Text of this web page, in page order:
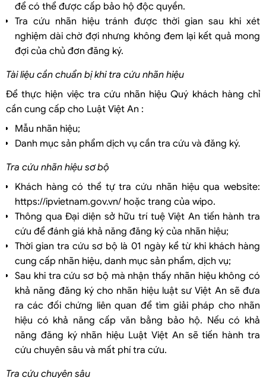
để có thể được cấp bảo hộ độc quyền.
Tra cứu nhãn hiệu tránh được thời gian sau khi xét
nghiệm dài chờ đợi nhưng không đem lại kết quả mong
đợi của chủ đơn đăng ký.
Tài liệu cần chuẩn bị khi tra cứu nhãn hiệu
Để thực hiện việc tra cứu nhãn hiệu Quý khách hàng chỉ
cần cung cấp cho Luật Việt An :
Mẫu nhãn hiệu;
Danh mục sản phẩm dịch vụ cần tra cứu và đăng ký.
Tra cứu nhãn hiệu sơ bộ
Khách hàng có thể tự tra cứu nhãn hiệu qua website:
https://ipvietnam.gov.vn/ hoặc trang của wipo.
Thông qua Đại diện sở hữu trí tuệ Việt An tiến hành tra
cứu để đánh giá khả năng đăng ký của nhãn hiệu;
Thời gian tra cứu sơ bộ là 01 ngày kể từ khi khách hàng
cung cấp nhãn hiệu, danh mục sản phẩm, dịch vụ;
Sau khi tra cứu sơ bộ mà nhận thấy nhãn hiệu không có
khả năng đăng ký cho nhãn hiệu luật sư Việt An sẽ đưa
ra các đối chứng liên quan để tìm giải pháp cho nhãn
hiệu có khả năng cấp văn bằng bảo hộ. Nếu có khả
năng đăng ký nhãn hiệu Luật Việt An sẽ tiến hành tra
cứu chuyên sâu và mất phí tra cứu.
Tra cứu chuyên sâu